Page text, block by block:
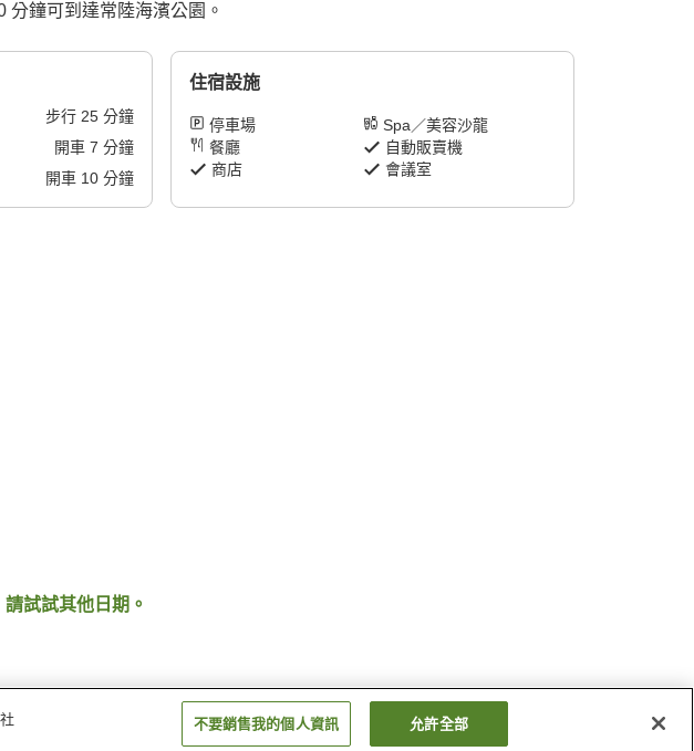
鐘可到達常陸海濱公園。
步行 25分鐘
開車 7 分鐘
開車 10分鐘
住宿設施
停車場
Spa／美容沙龍
餐廳
自動販賣機
商店
會議室
請試試其他日期。
不要銷售我的個人資訊 允許全部